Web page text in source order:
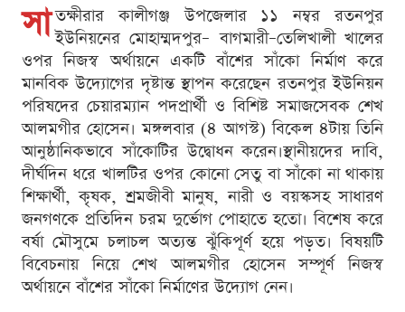
সা তক্ষীরার কালীগঞ্জ উপজেলার ১১ নম্বর রতনপুর
ইউনিয়নের মোহাম্মদপুর– বাগমারী–তেলিখালী খালের
ওপর নিজস্ব অর্থায়নে একটি বাঁশের সাঁকো নির্মাণ করে
মানবিক উদ্যোগের দৃষ্টান্ত স্থাপন করেছেন রতনপুর ইউনিয়ন
পরিষদের চেয়ারম্যান পদপ্রার্থী ও বিশিষ্ট সমাজসেবক শেখ
আলমগীর হোসেন। মঙ্গলবার (৪ আগস্ট) বিকেল ৪টায় তিনি
আনুষ্ঠানিকভাবে সাঁকোটির উদ্বোধন করেন।স্থানীয়দের দাবি,
দীর্ঘদিন ধরে খালটির ওপর কোনো সেতু বা সাঁকো না থাকায়
শিক্ষার্থী, কৃষক, শ্রমজীবী মানুষ, নারী ও বয়স্কসহ সাধারণ
জনগণকে প্রতিদিন চরম দুর্ভোগ পোহাতে হতো। বিশেষ করে
বর্ষা মৌসুমে চলাচল অত্যন্ত ঝুঁকিপূর্ণ হয়ে পড়ত। বিষয়টি
বিবেচনায় নিয়ে শেখ আলমগীর হোসেন সম্পূর্ণ নিজস্ব
অর্থায়নে বাঁশের সাঁকো নির্মাণের উদ্যোগ নেন।